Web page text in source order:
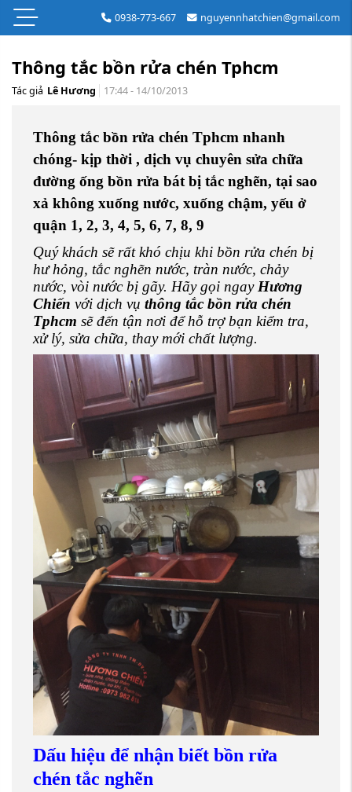
0938-773-667 nguyennhatchien@gmail.com
Thông tắc bồn rửa chén Tphcm
Tác giả Lê Hương 17:44 - 14/10/2013
Thông tắc bồn rửa chén Tphcm nhanh
chóng- kịp thời , dịch vụ chuyên sửa chữa
đường ống bồn rửa bát bị tắc nghẽn, tại sao
xả không xuống nước, xuống chậm, yếu ở
quận 1, 2, 3, 4, 5, 6, 7, 8, 9
Quý khách sẽ rất khó chịu khi bồn rửa chén bị
hư hỏng, tắc nghẽn nước, tràn nước, chảy
nước, vòi nước bị gãy. Hãy gọi ngay Hương
Chiến với dịch vụ thông tắc bồn rửa chén
Tphcm sẽ đến tận nơi để hỗ trợ bạn kiểm tra,
xử lý, sửa chữa, thay mới chất lượng.
Dấu hiệu để nhận biết bồn rửa
chén tắc nghẽn